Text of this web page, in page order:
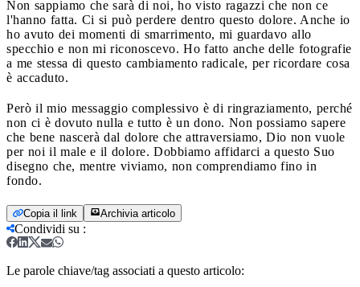
Non sappiamo che sarà di noi, ho visto ragazzi che non ce
l'hanno fatta. Ci si può perdere dentro questo dolore. Anche io
ho avuto dei momenti di smarrimento, mi guardavo allo
specchio e non mi riconoscevo. Ho fatto anche delle fotografie
a me stessa di questo cambiamento radicale, per ricordare cosa
è accaduto.
Però il mio messaggio complessivo è di ringraziamento, perché
non ci è dovuto nulla e tutto è un dono. Non possiamo sapere
che bene nascerà dal dolore che attraversiamo, Dio non vuole
per noi il male e il dolore. Dobbiamo affidarci a questo Suo
disegno che, mentre viviamo, non comprendiamo fino in
fondo.
Copia il link Archivia articolo
Condividi su :
Le parole chiave/tag associati a questo articolo: